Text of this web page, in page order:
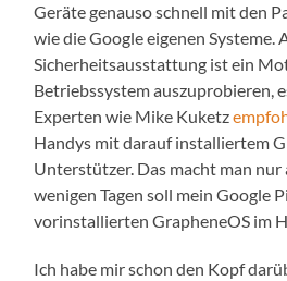
Geräte genauso schnell mit den
wie die Google eigenen Systeme.
Sicherheitsausstattung ist ein
Betriebssystem auszuprobieren,
Experten wie Mike Kuketz
Handys mit darauf installiertem
Unterstützer. Das macht man nur
wenigen Tagen soll mein Google
vorinstallierten GrapheneOS im
Ich habe mir schon den Kopf